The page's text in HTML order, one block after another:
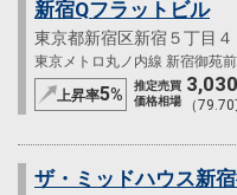
新宿Qフラットビル
東京都新宿区新宿５丁目４
東京メトロ丸ノ内線 新宿御苑
上昇率5%
推定売買
価格相場
3,030
（
ザ・ミッドハウス新